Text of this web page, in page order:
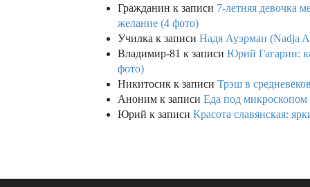
Гражданин к записи 7-летняя девочка
желание (4 фото)
Училка к записи Надя Ауэрман (Nadja
Владимир-81 к записи Юрий Гагарин:
фото)
Никитосик к записи Трэш в
Аноним к записи Еда под микроскопом
Юрий к записи Красота славянская: